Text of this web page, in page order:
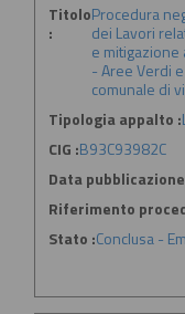
Titolo
:
Procedura
dei Lavori
e mitigazione
- Aree Verdi
comunale di
Tipologia appalto :
CIG :B93C93982C
Data
Riferimento
Stato :Conclusa -